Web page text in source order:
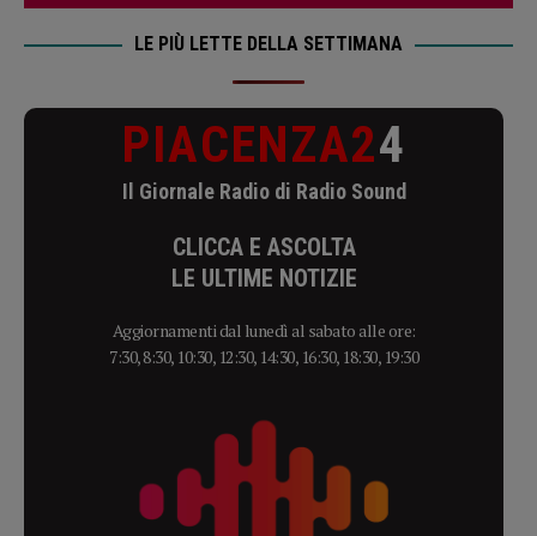
LE PIÙ LETTE DELLA SETTIMANA
PIACENZA24
Il Giornale Radio di Radio Sound
CLICCA E ASCOLTA
LE ULTIME NOTIZIE
Aggiornamenti dal lunedì al sabato alle ore:
7:30, 8:30, 10:30, 12:30, 14:30, 16:30, 18:30, 19:30